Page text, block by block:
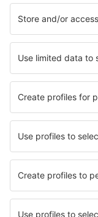
Cele mai
Hoteluri în Olanda -
Hoteluri în Zandvoort
Hoteluri în Amsterdam
Hoteluri în Kerkdriel
Hoteluri în Cuijk
Cele mai bune
Hoteluri în Mafolie